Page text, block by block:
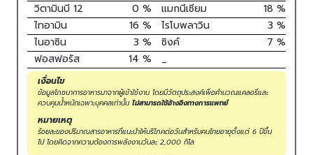
วิตามินบี 12
0 % แมกนีเซียม 18 %
ไทอามิน
16 % ไรโบพลาวิน 3 %
ไนอาซิน
3 % ซิงค์ 7 %
ฟอสฟอรัส
14 % _
เงื่อนไข
ข้อมูลโภชนาการอาหารมาจากผู้เข้าใช้งาน โดยมีวัตถุประสงค์เพื่อคำนวณแคลอรี่และ
ควบคุมน้ำหนักเฉพาะบุคคลเท่านั้น ไม่สามารถใช้อ้างอิงทางการแพทย์
หมายเหตุ
ร้อยละของปริมาณสารอาหารที่แนะนำให้บริโภคต่อวันสำหรับคนไทยอายุตั้งแต่ 6 ปีขึ้น
ไป โดยคิดจากความต้องการพลังงานวันละ 2,000 กิโล